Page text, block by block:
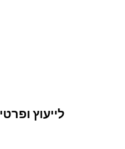
לייעוץ